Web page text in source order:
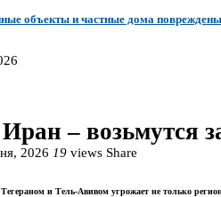
объекты и частные дома
– возьмутся
2026 19 views Share
и Тель-Авивом угрожает не только